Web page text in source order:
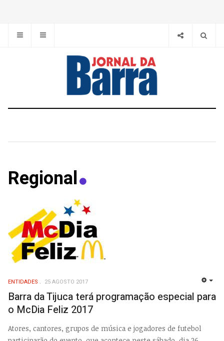
Regional
ENTIDADES 25 AGOSTO 2017
Barra da Tijuca terá programação especial para
o McDia Feliz 2017
Atores, cantores, grupos de música e jogadores de futebol